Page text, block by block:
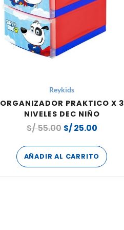
Reykids
ORGANIZADOR PRAKTICO X 3
NIVELES DEC NIÑO
S/55.00 S/25.00
AÑADIR AL CARRITO